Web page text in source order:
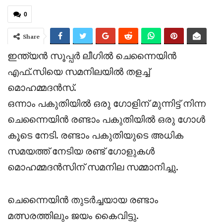
0
Share
ഇന്ത്യൻ സൂപ്പർ ലീഗിൽ ചെന്നൈയിൻ
എഫ്.സിയെ സമനിലയിൽ തളച്ച്
മൊഹമ്മദൻസ്.
ഒന്നാം പകുതിയിൽ ഒരു ഗോളിന് മുന്നിട്ട് നിന്ന
ചെന്നൈയിൻ രണ്ടാം പകുതിയിൽ ഒരു ഗോൾ
കൂടെ നേടി. രണ്ടാം പകുതിയുടെ അധിക
സമയത്ത് നേടിയ രണ്ട് ഗോളുകൾ
മൊഹമ്മദൻസിന് സമനില സമ്മാനിച്ചു.
ചെന്നൈയിൻ തുടർച്ചയായ രണ്ടാം
മത്സരത്തിലും ജയം കൈവിട്ടു.